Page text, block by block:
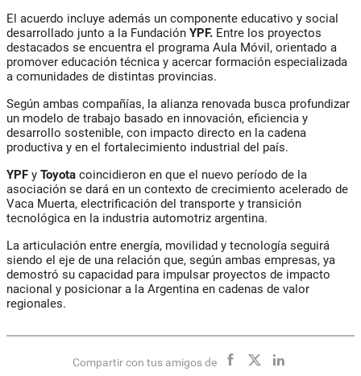
El acuerdo incluye además un componente educativo y social
desarrollado junto a la Fundación YPF. Entre los proyectos
destacados se encuentra el programa Aula Móvil, orientado a
promover educación técnica y acercar formación especializada
a comunidades de distintas provincias.
Según ambas compañías, la alianza renovada busca profundizar
un modelo de trabajo basado en innovación, eficiencia y
desarrollo sostenible, con impacto directo en la cadena
productiva y en el fortalecimiento industrial del país.
YPF y Toyota coincidieron en que el nuevo período de la
asociación se dará en un contexto de crecimiento acelerado de
Vaca Muerta, electrificación del transporte y transición
tecnológica en la industria automotriz argentina.
La articulación entre energía, movilidad y tecnología seguirá
siendo el eje de una relación que, según ambas empresas, ya
demostró su capacidad para impulsar proyectos de impacto
nacional y posicionar a la Argentina en cadenas de valor
regionales.
Compartir con tus amigos de